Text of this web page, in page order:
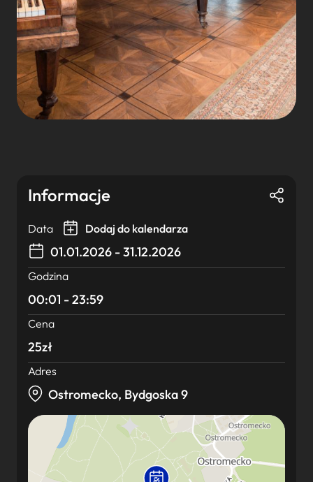
Informacje
Data Dodaj do kalendarza
01.01.2026 - 31.12.2026
Godzina
00:01 - 23:59
Cena
25zł
Adres
Ostromecko, Bydgoska 9